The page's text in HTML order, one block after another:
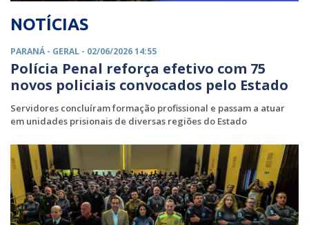
NOTÍCIAS
PARANÁ - GERAL - 02/06/2026 14:55
Polícia Penal reforça efetivo com 75
novos policiais convocados pelo Estado
Servidores concluíram formação profissional e passam a atuar
em unidades prisionais de diversas regiões do Estado